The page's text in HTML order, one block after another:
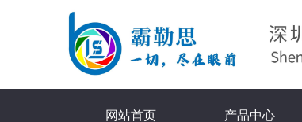
网站首页 产品中心